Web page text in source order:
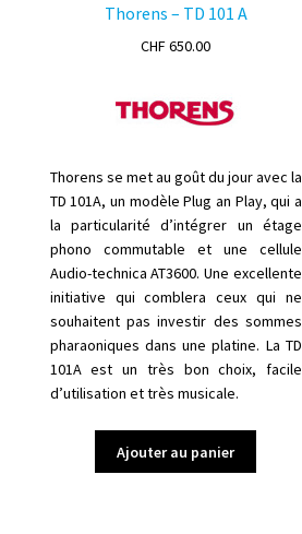
Thorens – TD 101 A
CHF650.00
Thorens se met au goût du jour avec la
TD 101A, un modèle Plug an Play, qui a
la particularité d’intégrer un étage
phono commutable et une cellule
Audio-technica AT3600. Une excellente
initiative qui comblera ceux qui ne
souhaitent pas investir des sommes
pharaoniques dans une platine. La TD
101A est un très bon choix, facile
d’utilisation et très musicale.
Ajouter au panier